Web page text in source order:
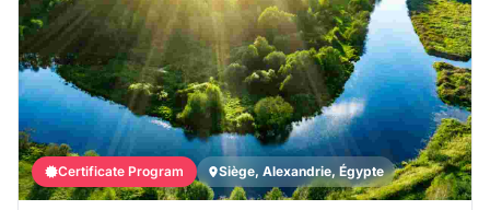
financements et suivi-évaluation, limitant leur accès aux
ressources disponibles.
Certificate Program Siège, Alexandrie, Égypte